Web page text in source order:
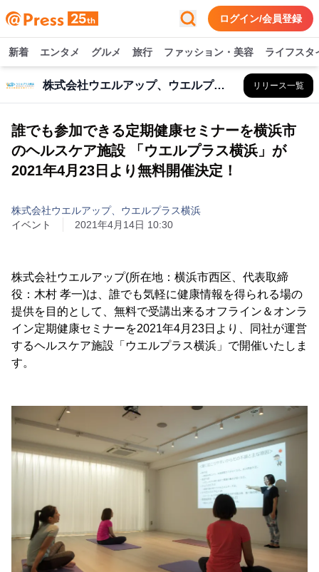
ログイン/会員登録
新着 エンタメ グルメ 旅行 ファッション・美容 ライフスタ
株式会社ウエルアップ、ウエルプラス横浜 リリース一覧
誰でも参加できる定期健康セミナーを横浜市
のヘルスケア施設 「ウエルプラス横浜」が
2021年4月23日より無料開催決定！
株式会社ウエルアップ、ウエルプラス横浜
イベント
2021年4月14日 10:30
株式会社ウエルアップ(所在地：横浜市西区、代表取締
役：木村 孝一)は、誰でも気軽に健康情報を得られる場の
提供を目的として、無料で受講出来るオフライン＆オンラ
イン定期健康セミナーを2021年4月23日より、同社が運営
するヘルスケア施設「ウエルプラス横浜」で開催いたしま
す。